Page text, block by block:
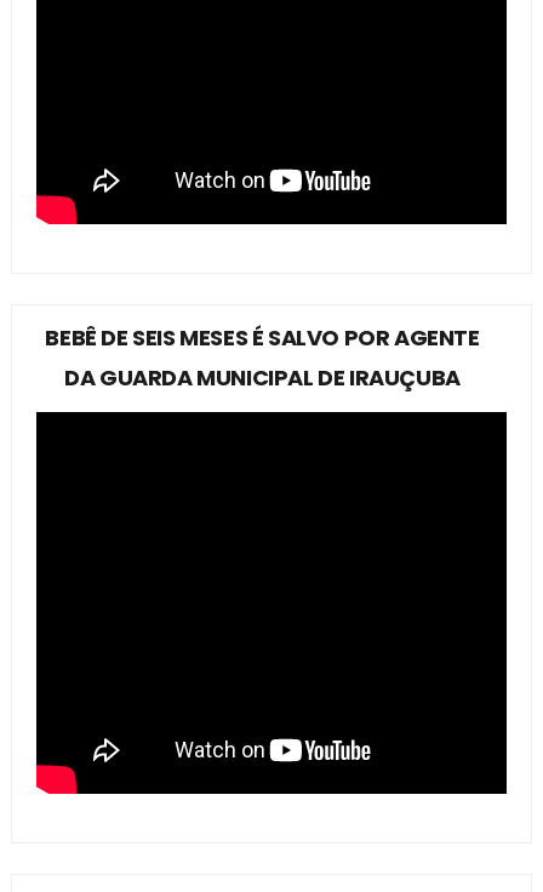
BEBÊ DE SEIS MESES É SALVO POR AGENTE
DA GUARDA MUNICIPAL DE IRAUÇUBA